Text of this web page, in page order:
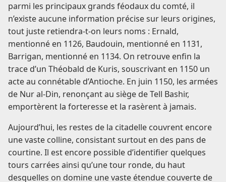
parmi les principaux grands féodaux du comté, il
n’existe aucune information précise sur leurs origines,
tout juste retiendra-t-on leurs noms : Ernald,
mentionné en 1126, Baudouin, mentionné en 1131,
Barrigan, mentionné en 1134. On retrouve enfin la
trace d’un Théobald de Kuris, souscrivant en 1150 un
acte au connétable d’Antioche. En juin 1150, les armées
de Nur al-Din, renonçant au siège de Tell Bashir,
emportèrent la forteresse et la rasèrent à jamais.
Aujourd’hui, les restes de la citadelle couvrent encore
une vaste colline, consistant surtout en des pans de
courtine. Il est encore possible d’identifier quelques
tours carrées ainsi qu’une tour ronde, du haut
desquelles on domine une vaste étendue couverte de